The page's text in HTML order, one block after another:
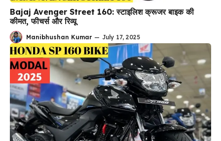
Bajaj Avenger Street 160: स्टाइलिश क्रूजर बाइक की
कीमत, फीचर्स और रिव्यू
Manibhushan Kumar — July 17, 2025